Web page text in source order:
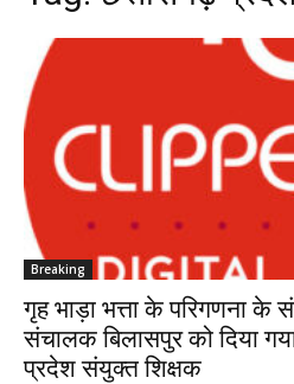
Breaking
गृह भाड़ा भत्ता के परिगणना के
संचालक बिलासपुर को दिया
प्रदेश संयुक्त शिक्षक